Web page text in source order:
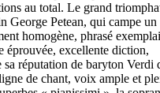
au total. Le grand
George Petean, qui campe
homogène, phrasé
éprouvée, excellente diction,
sa réputation de baryton Verdi
de chant, voix ample et